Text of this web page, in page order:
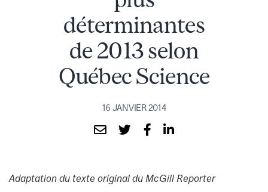
déterminantes
de 2013 selon
Québec Science
16 JANVIER 2014
Adaptation du texte original du McGill Reporter